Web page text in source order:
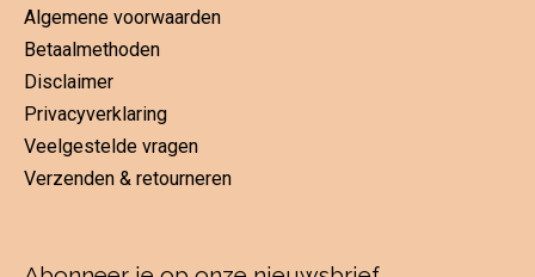
Algemene voorwaarden
Betaalmethoden
Disclaimer
Privacyverklaring
Veelgestelde vragen
Verzenden & retourneren